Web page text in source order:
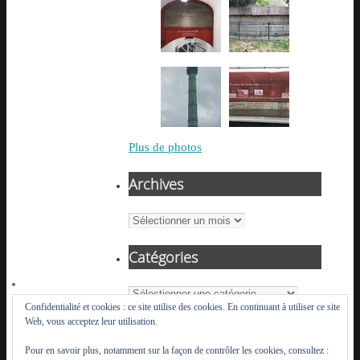
Plus de photos
Archives
Archives
Catégories
Catégories
Confidentialité et cookies : ce site utilise des cookies. En continuant à utiliser ce site
Web, vous acceptez leur utilisation.
Pour en savoir plus, notamment sur la façon de contrôler les cookies, consultez :